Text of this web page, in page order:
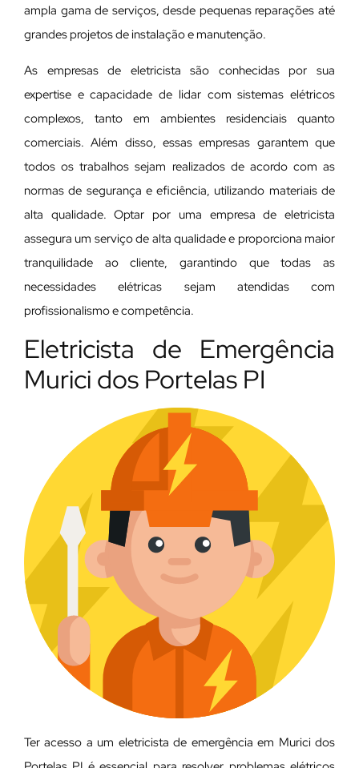
ampla gama de serviços, desde pequenas reparações até
grandes projetos de instalação e manutenção.
As empresas de eletricista são conhecidas por sua
expertise e capacidade de lidar com sistemas elétricos
complexos, tanto em ambientes residenciais quanto
comerciais. Além disso, essas empresas garantem que
todos os trabalhos sejam realizados de acordo com as
normas de segurança e eficiência, utilizando materiais de
alta qualidade. Optar por uma empresa de eletricista
assegura um serviço de alta qualidade e proporciona maior
tranquilidade ao cliente, garantindo que todas as
necessidades elétricas sejam atendidas com
profissionalismo e competência.
Eletricista de Emergência
Murici dos Portelas PI
Ter acesso a um eletricista de emergência em Murici dos